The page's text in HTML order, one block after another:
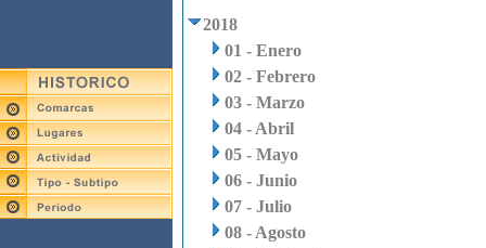
2018
01 - Enero
02 - Febrero
03 - Marzo
04 - Abril
05 - Mayo
06 - Junio
07 - Julio
08 - Agosto